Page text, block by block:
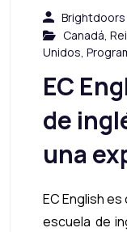
Brightdoors
Canadá,
Unidos,
EC
de
una
EC English
escuela de